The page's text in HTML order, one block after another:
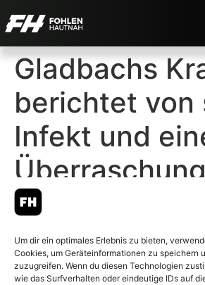
Um dir ein optimales Erlebnis zu bieten,
Cookies, um Geräteinformationen zu speichern
zuzugreifen. Wenn du diesen Technologien
wie das Surfverhalten oder eindeutige IDs auf
Gladbachs
berichtet von
Infekt und
für Stindl